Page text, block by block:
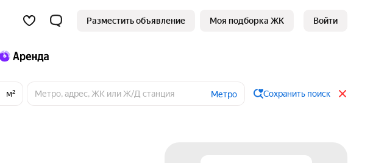
Разместить объявление Моя подборка ЖК Войти
м² Метро Сохранить поиск